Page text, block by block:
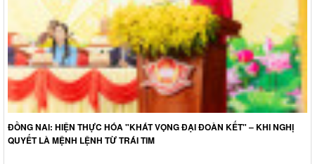
ĐỒNG NAI: HIỆN THỰC HÓA "KHÁT VỌNG ĐẠI ĐOÀN KẾT" – KHI NGHỊ
QUYẾT LÀ MỆNH LỆNH TỪ TRÁI TIM